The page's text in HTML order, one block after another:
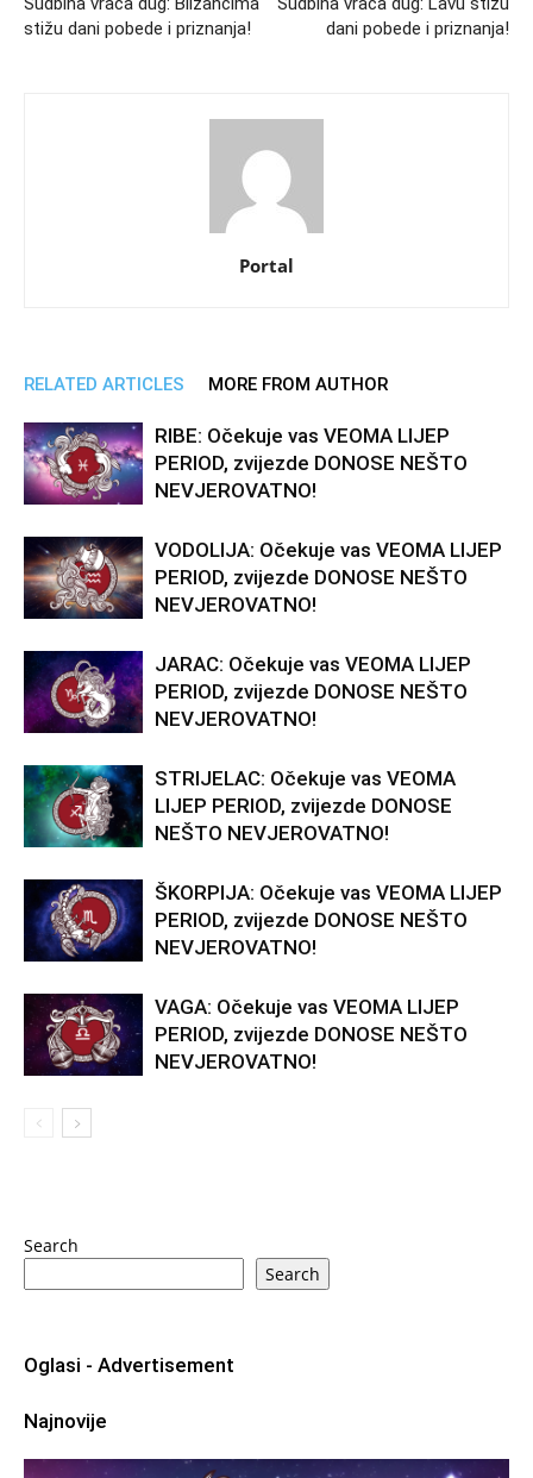
stižu dani pobede i priznanja!
dani pobede i priznanja!
Portal
RELATED ARTICLES MORE FROM AUTHOR
RIBE: Očekuje vas VEOMA LIJEP
PERIOD, zvijezde DONOSE NEŠTO
NEVJEROVATNO!
VODOLIJA: Očekuje vas VEOMA LIJEP
PERIOD, zvijezde DONOSE NEŠTO
NEVJEROVATNO!
JARAC: Očekuje vas VEOMA LIJEP
PERIOD, zvijezde DONOSE NEŠTO
NEVJEROVATNO!
STRIJELAC: Očekuje vas VEOMA
LIJEP PERIOD, zvijezde DONOSE
NEŠTO NEVJEROVATNO!
ŠKORPIJA: Očekuje vas VEOMA LIJEP
PERIOD, zvijezde DONOSE NEŠTO
NEVJEROVATNO!
VAGA: Očekuje vas VEOMA LIJEP
PERIOD, zvijezde DONOSE NEŠTO
NEVJEROVATNO!
Search
Search
Oglasi - Advertisement
Najnovije